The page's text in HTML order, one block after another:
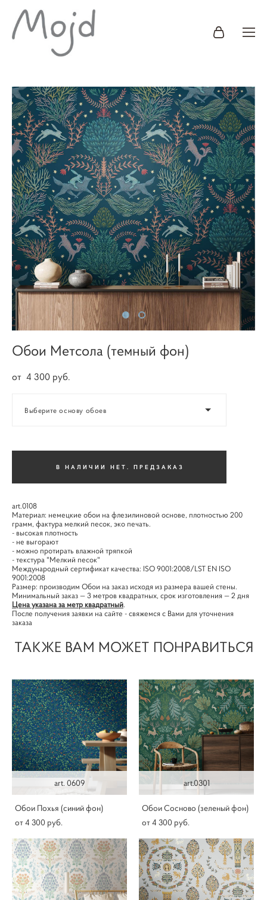
Обои Метсола (темный фон)
от 4 300 pуб.
Выберите основу обоев
В НАЛИЧИИ НЕТ. ПРЕДЗАКАЗ
art.0108
Материал: немецкие обои на флезилиновой основе, плотностью 200
грамм, фактура мелкий песок, эко печать.
- высокая плотность
- не выгорают
- можно протирать влажной тряпкой
- текстура "Мелкий песок"
Международный сертификат качества: ISO 9001:2008/LST EN ISO
9001:2008
Размер: производим Обои на заказ исходя из размера вашей стены.
Минимальный заказ — 3 метров квадратных, срок изготовления — 2 дня
Цена указана за метр квадратный.
После получения заявки на сайте - свяжемся с Вами для уточнения
заказа
ТАКЖЕ ВАМ МОЖЕТ ПОНРАВИТЬСЯ
art. 0609
Обои Похья (синий фон)
от 4 300 pуб.
art.0301
Обои Сосново (зеленый фон)
от 4 300 pуб.